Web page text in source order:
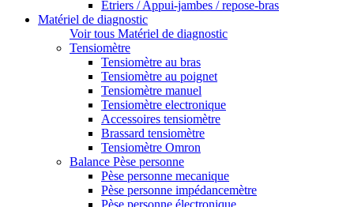
Etriers / Appui-jambes / repose-bras
Matériel de diagnostic
Voir tous Matériel de diagnostic
Tensiomètre
Tensiomètre au bras
Tensiomètre au poignet
Tensiomètre manuel
Tensiomètre electronique
Accessoires tensiomètre
Brassard tensiomètre
Tensiomètre Omron
Balance Pèse personne
Pèse personne mecanique
Pèse personne impédancemètre
Pèse personne électronique